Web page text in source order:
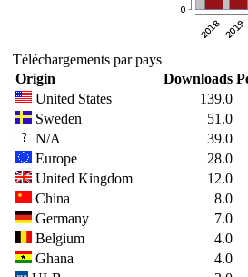
Téléchargements par pays
Origin
Downloads
United States
139.0
Sweden
51.0
N/A
39.0
Europe
28.0
United Kingdom
12.0
China
8.0
Germany
7.0
Belgium
4.0
Ghana
4.0